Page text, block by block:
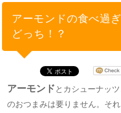
アーモンドの食べ過
どっち！？
アーモンド とカシューナッ
のおつまみは要りません。それ